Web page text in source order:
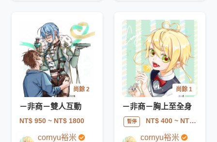
尚餘 2
－非商－雙人互動
NT$ 950 ~ NT$ 1800
cornyu裕米
尚餘 1
－非商－胸上至全身
暫停 NT$ 400~ NT$ 1200
cornyu裕米